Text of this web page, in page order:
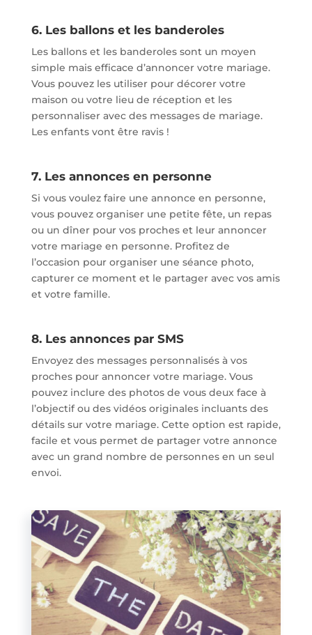
6. Les ballons et les banderoles
Les ballons et les banderoles sont un moyen
simple mais efficace d’annoncer votre mariage.
Vous pouvez les utiliser pour décorer votre
maison ou votre lieu de réception et les
personnaliser avec des messages de mariage.
Les enfants vont être ravis !
7. Les annonces en personne
Si vous voulez faire une annonce en personne,
vous pouvez organiser une petite fête, un repas
ou un dîner pour vos proches et leur annoncer
votre mariage en personne. Profitez de
l’occasion pour organiser une séance photo,
capturer ce moment et le partager avec vos amis
et votre famille.
8. Les annonces par SMS
Envoyez des messages personnalisés à vos
proches pour annoncer votre mariage. Vous
pouvez inclure des photos de vous deux face à
l’objectif ou des vidéos originales incluants des
détails sur votre mariage. Cette option est rapide,
facile et vous permet de partager votre annonce
avec un grand nombre de personnes en un seul
envoi.